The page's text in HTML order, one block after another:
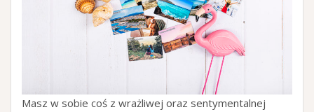
Masz w sobie coś z wrażliwej oraz sentymentalnej